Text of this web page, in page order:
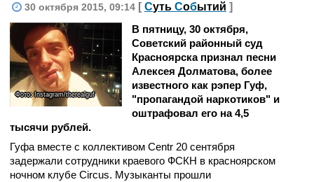
30 октября 2015, 09:14 [ Суть Событий ]
Фото: Instagram/therealguf
В пятницу, 30 октября,
Советский районный суд
Красноярска признал песни
Алексея Долматова, более
известного как рэпер Гуф,
"пропагандой наркотиков" и
оштрафовал его на 4,5
тысячи рублей.
Гуфа вместе с коллективом Centr 20 сентября
задержали сотрудники краевого ФСКН в красноярском
ночном клубе Circus. Музыканты прошли